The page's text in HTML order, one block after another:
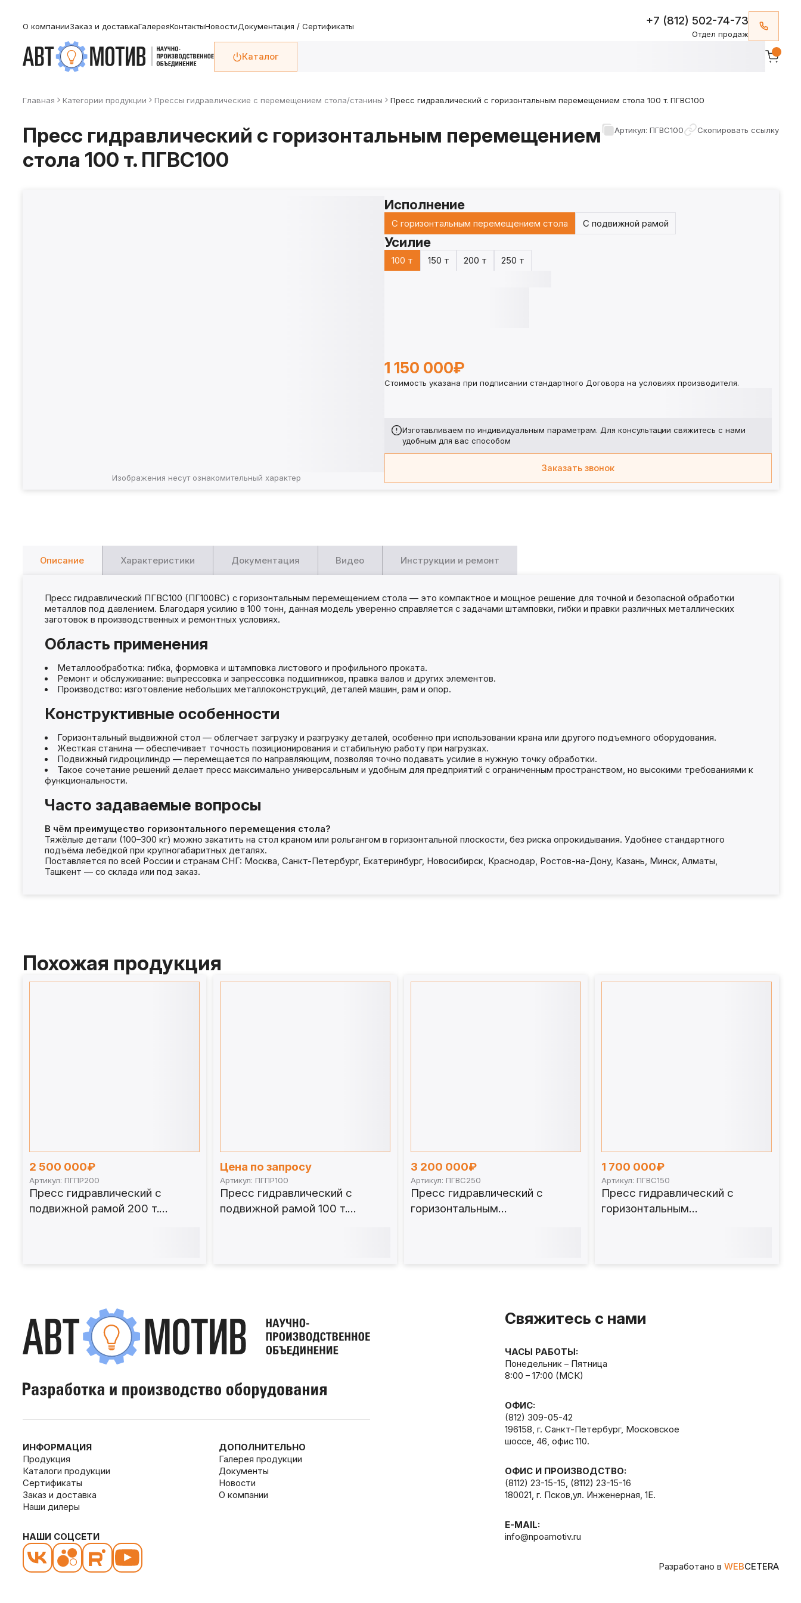
О компанииЗаказ и доставкаГалереяКонтактыНовостиДокументация / Сертификаты +7 (812) 502-74-73
Отдел продаж
Каталог
Главная Категории продукции Прессы гидравлические с перемещением стола/станины Пресс гидравлический с горизонтальным перемещением стола 100 т. ПГВС100
Пресс гидравлический с горизонтальным перемещением
стола 100 т. ПГВС100
Артикул: ПГВС100 Скопировать ссылку
Изображения несут ознакомительный характер
Исполнение
С горизонтальным перемещением стола С подвижной рамой
Усилие
100 т 150 т 200 т 250 т
1 150 000₽
Стоимость указана при подписании стандартного Договора на условиях производителя.
Изготавливаем по индивидуальным параметрам. Для консультации свяжитесь с нами
удобным для вас способом
Заказать звонок
Описание Характеристики Документация Видео Инструкции и ремонт
Пресс гидравлический ПГВС100 (ПГ100ВС) с горизонтальным перемещением стола — это компактное и мощное решение для точной и безопасной обработки
металлов под давлением. Благодаря усилию в 100 тонн, данная модель уверенно справляется с задачами штамповки, гибки и правки различных металлических
заготовок в производственных и ремонтных условиях.
Область применения
Металлообработка: гибка, формовка и штамповка листового и профильного проката.
Ремонт и обслуживание: выпрессовка и запрессовка подшипников, правка валов и других элементов.
Производство: изготовление небольших металлоконструкций, деталей машин, рам и опор.
Конструктивные особенности
Горизонтальный выдвижной стол — облегчает загрузку и разгрузку деталей, особенно при использовании крана или другого подъемного оборудования.
Жесткая станина — обеспечивает точность позиционирования и стабильную работу при нагрузках.
Подвижный гидроцилиндр — перемещается по направляющим, позволяя точно подавать усилие в нужную точку обработки.
Такое сочетание решений делает пресс максимально универсальным и удобным для предприятий с ограниченным пространством, но высокими требованиями к
функциональности.
Часто задаваемые вопросы
В чём преимущество горизонтального перемещения стола?
Тяжёлые детали (100–300 кг) можно закатить на стол краном или рольгангом в горизонтальной плоскости, без риска опрокидывания. Удобнее стандартного
подъёма лебёдкой при крупногабаритных деталях.
Поставляется по всей России и странам СНГ: Москва, Санкт-Петербург, Екатеринбург, Новосибирск, Краснодар, Ростов-на-Дону, Казань, Минск, Алматы,
Ташкент — со склада или под заказ.
Похожая продукция
2 500 000₽
Артикул: ПГПР200
Пресс гидравлический с
подвижной рамой 200 т.
Цена по запросу
Артикул: ПГПР100
Пресс гидравлический с
подвижной рамой 100 т.
3 200 000₽
Артикул: ПГВС250
Пресс гидравлический с
горизонтальным
1 700 000₽
Артикул: ПГВС150
Пресс гидравлический с
горизонтальным
ИНФОРМАЦИЯ
Продукция
Каталоги продукции
Сертификаты
Заказ и доставка
Наши дилеры
ДОПОЛНИТЕЛЬНО
Галерея продукции
Документы
Новости
О компании
НАШИ СОЦСЕТИ
Свяжитесь с нами
ЧАСЫ РАБОТЫ:
Понедельник – Пятница
8:00 – 17:00 (МСК)
ОФИС:
(812) 309-05-42
196158, г. Санкт-Петербург, Московское
шоссе, 46, офис 110.
ОФИС И ПРОИЗВОДСТВО:
(8112) 23-15-15, (8112) 23-15-16
180021, г. Псков,ул. Инженерная, 1Е.
E-MAIL:
info@npoamotiv.ru
Разработано в WEBCETERA